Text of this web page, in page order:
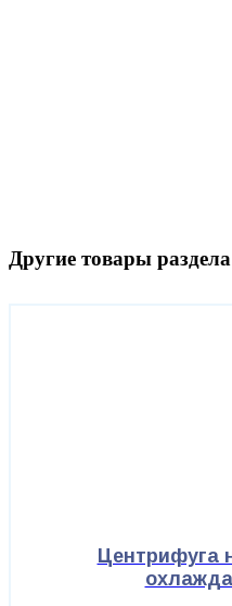
Другие товары раздела
Центрифуга